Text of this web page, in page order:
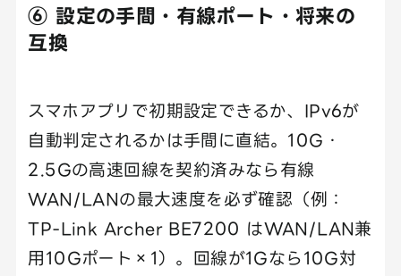
⑥ 設定の手間・有線ポート・将来の
互換
スマホアプリで初期設定できるか、IPv6が
自動判定されるかは手間に直結。10G・
2.5Gの高速回線を契約済みなら有線
WAN/LANの最大速度を必ず確認（例：
TP-Link Archer BE7200 はWAN/LAN兼
用10Gポート×1）。回線が1Gなら10G対